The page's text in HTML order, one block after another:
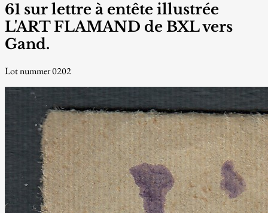
61 sur lettre à entête illustrée
L'ART FLAMAND de BXL vers
Gand.
Lot nummer 0202